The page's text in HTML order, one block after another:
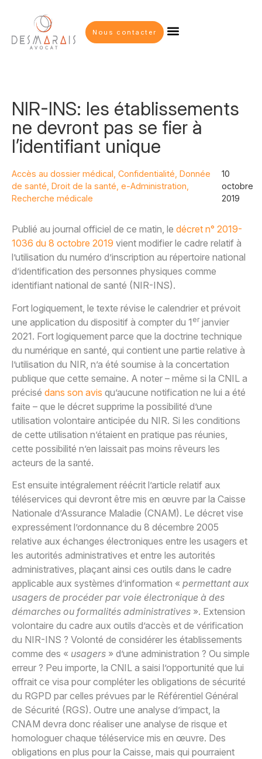
Nous contacter
NIR-INS: les établissements
ne devront pas se fier à
l’identifiant unique
Accès au dossier médical Confidentialité Donnée
de santé Droit de la santé e-Administration
Recherche médicale
10
octobre
2019
Publié au journal officiel de ce matin, le décret n° 2019-
1036 du 8 octobre 2019 vient modifier le cadre relatif à
l’utilisation du numéro d’inscription au répertoire national
d’identification des personnes physiques comme
identifiant national de santé (NIR-INS).
Fort logiquement, le texte révise le calendrier et prévoit
une application du dispositif à compter du 1 erjanvier
2021. Fort logiquement parce que la doctrine technique
du numérique en santé, qui contient une partie relative à
l’utilisation du NIR, n’a été soumise à la concertation
publique que cette semaine. A noter – même si la CNIL a
précisé dans son avis qu’aucune notification ne lui a été
faite – que le décret supprime la possibilité d’une
utilisation volontaire anticipée du NIR. Si les conditions
de cette utilisation n’étaient en pratique pas réunies,
cette possibilité n’en laissait pas moins rêveurs les
acteurs de la santé.
Est ensuite intégralement réécrit l’article relatif aux
téléservices qui devront être mis en œuvre par la Caisse
Nationale d’Assurance Maladie (CNAM). Le décret vise
expressément l’ordonnance du 8 décembre 2005
relative aux échanges électroniques entre les usagers et
les autorités administratives et entre les autorités
administratives, plaçant ainsi ces outils dans le cadre
applicable aux systèmes d’information « permettant aux
usagers de procéder par voie électronique à des
démarches ou formalités administratives ». Extension
volontaire du cadre aux outils d’accès et de vérification
du NIR-INS ? Volonté de considérer les établissements
comme des « usagers » d’une administration ? Ou simple
erreur ? Peu importe, la CNIL a saisi l’opportunité que lui
offrait ce visa pour compléter les obligations de sécurité
du RGPD par celles prévues par le Référentiel Général
de Sécurité (RGS). Outre une analyse d’impact, la
CNAM devra donc réaliser une analyse de risque et
homologuer chaque téléservice mis en œuvre. Des
obligations en plus pour la Caisse, mais qui pourraient